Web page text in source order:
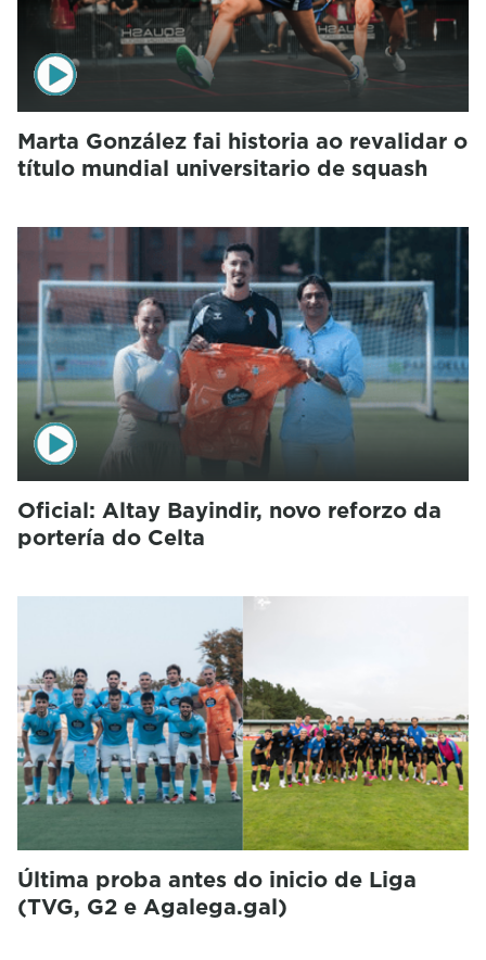
Marta González fai historia ao revalidar o
título mundial universitario de squash
Oficial: Altay Bayindir, novo reforzo da
portería do Celta
Última proba antes do inicio de Liga
(TVG, G2 e Agalega.gal)